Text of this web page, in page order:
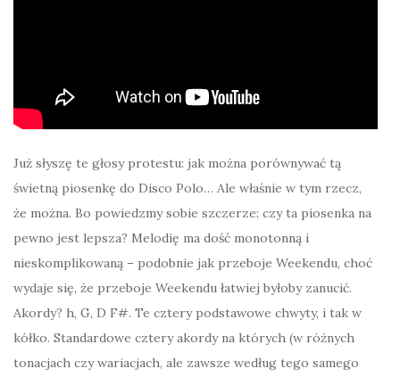
Już słyszę te głosy protestu: jak można porównywać tą
świetną piosenkę do Disco Polo… Ale właśnie w tym rzecz,
że można. Bo powiedzmy sobie szczerze: czy ta piosenka na
pewno jest lepsza? Melodię ma dość monotonną i
nieskomplikowaną – podobnie jak przeboje Weekendu, choć
wydaje się, że przeboje Weekendu łatwiej byłoby zanucić.
Akordy? h, G, D F#. Te cztery podstawowe chwyty, i tak w
kółko. Standardowe cztery akordy na których (w różnych
tonacjach czy wariacjach, ale zawsze według tego samego